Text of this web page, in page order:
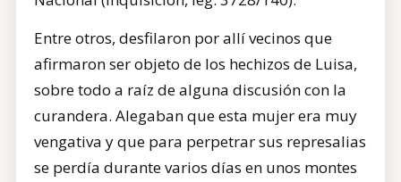
Entre otros, desfilaron por allí vecinos que
afirmaron ser objeto de los hechizos de Luisa,
sobre todo a raíz de alguna discusión con la
curandera. Alegaban que esta mujer era muy
vengativa y que para perpetrar sus represalias
se perdía durante varios días en unos montes